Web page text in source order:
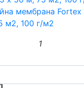
мембрана
м2, 100 г/м2
1